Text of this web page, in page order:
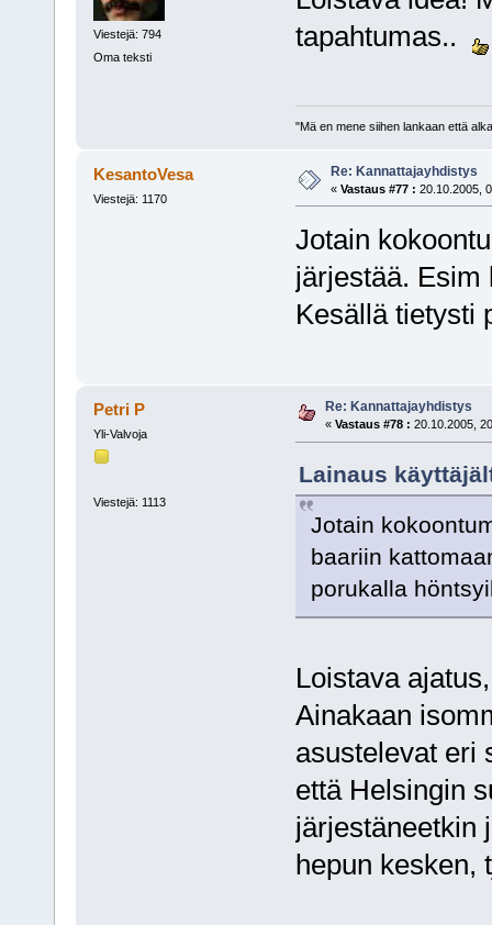
Viestejä: 794
Oma teksti
tapahtumas..
"Mä en mene siihen lankaan että
KesantoVesa
Viestejä: 1170
Re: Kannattajayhdistys
« Vastaus #77 : 20.10.2005,
Jotain
järjestää. Esim
Kesällä tietysti
Petri P
Yli-Valvoja
Viestejä: 1113
Re: Kannattajayhdistys
« Vastaus #78 : 20.10.2005,
Lainaus
Jotain
baariin
porukalla
Loistava
Ainakaan
asustelevat eri
että Helsingin
järjestäneetkin
hepun kesken,